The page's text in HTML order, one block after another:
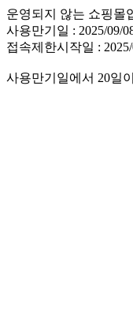
운영되지 않는 쇼핑몰
사용만기일 : 2025/09/
접속제한시작일 :
사용만기일에서 20일